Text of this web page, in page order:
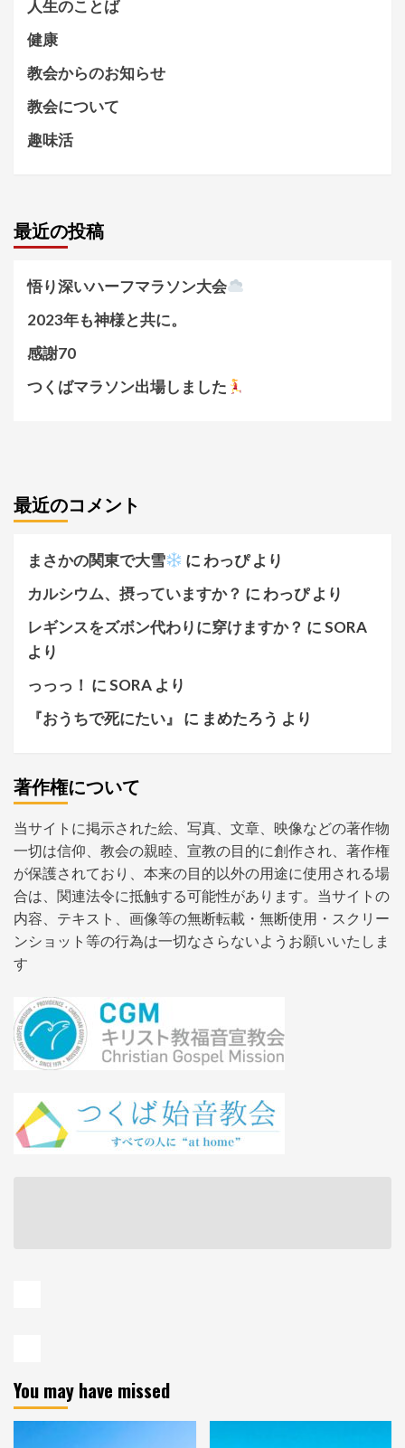
人生のことば
健康
教会からのお知らせ
教会について
趣味活
最近の投稿
悟り深いハーフマラソン大会
2023年も神様と共に。
感謝70
つくばマラソン出場しました
最近のコメント
まさかの関東で大雪 に わっぴより
カルシウム、摂っていますか？ に わっぴより
レギンスをズボン代わりに穿けますか？ にSORA
より
っっっ！ にSORA より
『おうちで死にたい』
に まめたろう より
著作権について
当サイトに掲示された絵、写真、文章、映像などの著作物
一切は信仰、教会の親睦、宣教の目的に創作され、著作権
が保護されており、本来の目的以外の用途に使用される場
合は、関連法令に抵触する可能性があります。当サイトの
内容、テキスト、画像等の無断転載・無断使用・スクリー
ンショット等の行為は一切なさらないようお願いいたしま
す
You may have missed